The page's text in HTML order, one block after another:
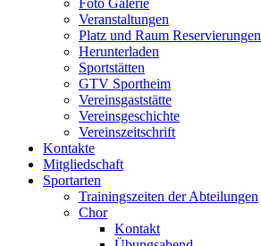
Foto Galerie
Veranstaltungen
Platz und Raum Reservierungen
Herunterladen
Sportstätten
GTV Sportheim
Vereinsgaststätte
Vereinsgeschichte
Vereinszeitschrift
Kontakte
Mitgliedschaft
Sportarten
Trainingszeiten der Abteilungen
Chor
Kontakt